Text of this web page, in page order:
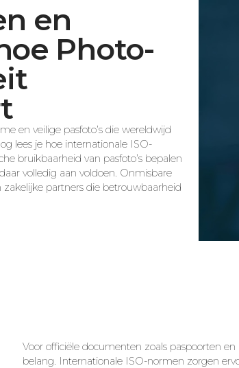
en
Photo-
en veilige pasfoto’s die wereldwijd
lees je hoe internationale ISO-
bruikbaarheid van pasfoto’s bepalen
volledig aan voldoen. Onmisbare
zakelijke partners die betrouwbaarheid
Voor officiële documenten zoals paspoorten
belang. Internationale ISO-normen zorgen